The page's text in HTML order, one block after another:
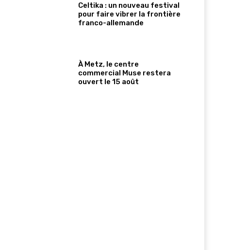
Celtika : un nouveau festival
pour faire vibrer la frontière
franco-allemande
À Metz, le centre
commercial Muse restera
ouvert le 15 août